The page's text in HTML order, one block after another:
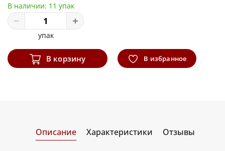
В наличии: 11 упак
упак
В корзину В избранное
Описание Характеристики Отзывы